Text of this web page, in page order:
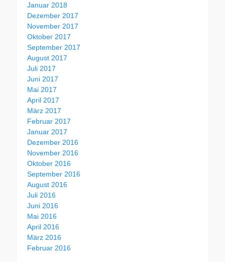
Januar 2018
Dezember 2017
November 2017
Oktober 2017
September 2017
August 2017
Juli 2017
Juni 2017
Mai 2017
April 2017
März 2017
Februar 2017
Januar 2017
Dezember 2016
November 2016
Oktober 2016
September 2016
August 2016
Juli 2016
Juni 2016
Mai 2016
April 2016
März 2016
Februar 2016